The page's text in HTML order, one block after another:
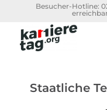
Besucher-Hotline:
Staatliche